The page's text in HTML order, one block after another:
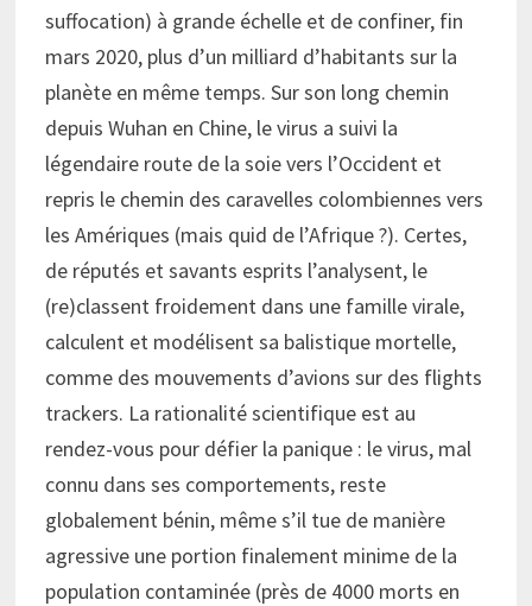
suffocation) à grande échelle et de confiner, fin
mars 2020, plus d’un milliard d’habitants sur la
planète en même temps. Sur son long chemin
depuis Wuhan en Chine, le virus a suivi la
légendaire route de la soie vers l’Occident et
repris le chemin des caravelles colombiennes vers
les Amériques (mais quid de l’Afrique ?). Certes,
de réputés et savants esprits l’analysent, le
(re)classent froidement dans une famille virale,
calculent et modélisent sa balistique mortelle,
comme des mouvements d’avions sur des flights
trackers. La rationalité scientifique est au
rendez-vous pour défier la panique : le virus, mal
connu dans ses comportements, reste
globalement bénin, même s’il tue de manière
agressive une portion finalement minime de la
population contaminée (près de 4000 morts en